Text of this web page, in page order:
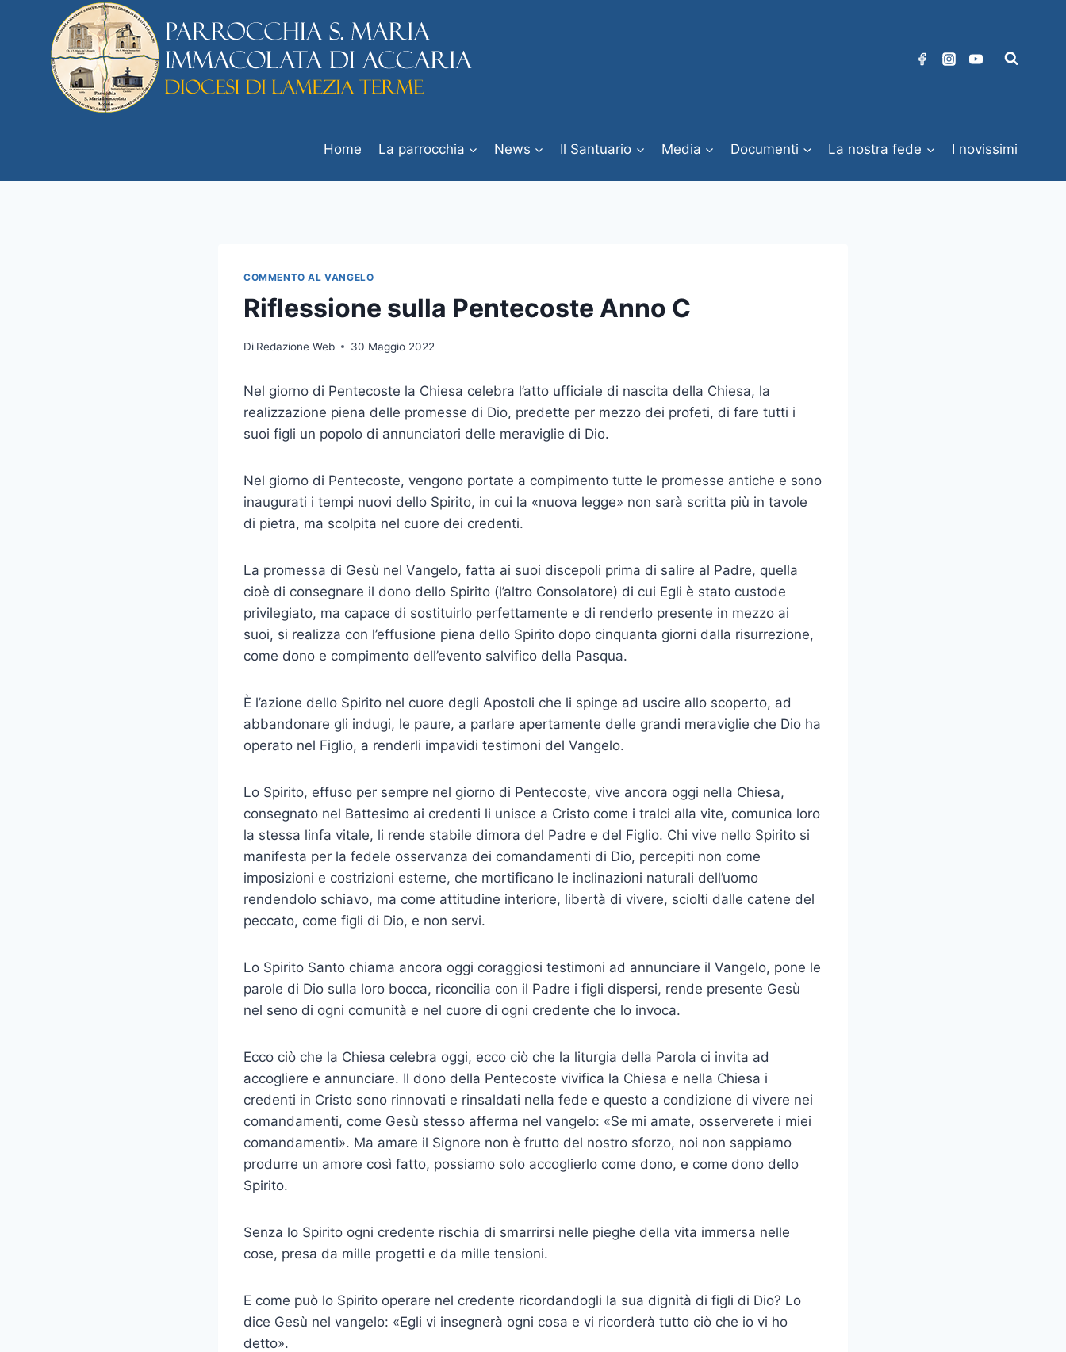
Home La parrocchia News Il Santuario Media Documenti La nostra fede I novissimi
COMMENTO AL VANGELO
Riflessione sulla Pentecoste Anno C
Di Redazione Web 30 Maggio 2022
Nel giorno di Pentecoste la Chiesa celebra l’atto ufficiale di nascita della Chiesa, la
realizzazione piena delle promesse di Dio, predette per mezzo dei profeti, di fare tutti i
suoi figli un popolo di annunciatori delle meraviglie di Dio.
Nel giorno di Pentecoste, vengono portate a compimento tutte le pro­messe antiche e sono
inaugurati i tempi nuovi dello Spirito, in cui la «nuova legge» non sarà scritta più in tavole
di pietra, ma scolpita nel cuore dei cre­denti.
La promessa di Gesù nel Vangelo, fatta ai suoi discepoli prima di salire al Padre, quella
cioè di consegnare il dono dello Spirito (l’altro Consolatore) di cui Egli è stato custode
privilegiato, ma capace di sostituirlo perfettamente e di renderlo presente in mezzo ai
suoi, si realizza con l’effusione piena dello Spirito dopo cinquanta giorni dalla risurrezione,
come dono e compimento dell’evento salvifico della Pasqua.
È l’azione dello Spirito nel cuore degli Apostoli che li spinge ad uscire allo scoperto, ad
abbandonare gli indugi, le paure, a parlare apertamente delle grandi meraviglie che Dio ha
operato nel Figlio, a renderli impavidi testimoni del Vangelo.
Lo Spirito, effuso per sempre nel giorno di Pentecoste, vive ancora oggi nella Chiesa,
consegnato nel Battesimo ai credenti li unisce a Cristo come i tralci alla vite, comunica loro
la stessa linfa vitale, li rende stabile dimora del Padre e del Figlio. Chi vive nello Spirito si
manifesta per la fedele osservanza dei comandamenti di Dio, percepiti non come
imposizioni e costrizioni esterne, che mortificano le inclinazioni naturali dell’uomo
rendendolo schiavo, ma come attitudine interiore, libertà di vivere, sciolti dalle catene del
peccato, come figli di Dio, e non servi.
Lo Spirito Santo chiama ancora oggi coraggiosi testimoni ad annunciare il Vangelo, pone le
parole di Dio sulla loro bocca, riconcilia con il Padre i figli dispersi, rende presente Gesù
nel seno di ogni comunità e nel cuore di ogni credente che lo invoca.
Ecco ciò che la Chiesa celebra oggi, ecco ciò che la liturgia della Parola ci invita ad
accogliere e annunciare. Il dono della Pentecoste vivifica la Chiesa e nella Chiesa i
credenti in Cristo sono rinnovati e rinsaldati nella fede e questo a condizione di vivere nei
comandamenti, come Gesù stesso afferma nel vangelo: «Se mi amate, osserverete i miei
comandamenti». Ma amare il Signore non è frutto del nostro sforzo, noi non sap­piamo
produrre un amore così fatto, possiamo solo accoglierlo come dono, e come dono dello
Spirito.
Senza lo Spirito ogni credente rischia di smarrirsi nelle pieghe della vita im­mersa nelle
cose, presa da mille progetti e da mille tensioni.
E come può lo Spirito operare nel credente ricordandogli la sua dignità di figli di Dio? Lo
dice Gesù nel van­gelo: «Egli vi insegnerà ogni cosa e vi ricorderà tutto ciò che io vi ho
detto».